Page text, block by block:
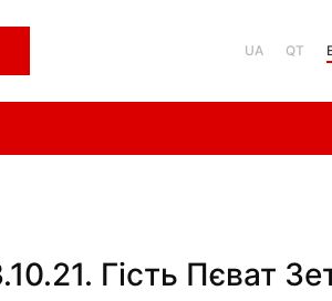
UA QT
Гість Пєват